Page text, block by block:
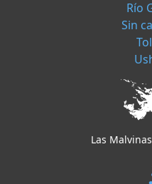
Río
Sin
Las